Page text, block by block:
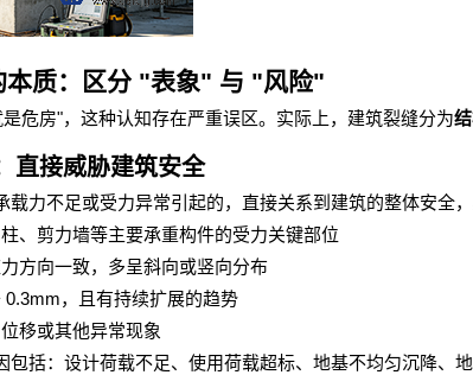
本质：区分 "表象" 与 "风险"
危房"，这种认知存在严重误区。实际上，建筑裂缝分为
直接威胁建筑安全
载力不足或受力异常引起的，直接关系到建筑的整体安全
、剪力墙等主要承重构件的受力关键部位
方向一致，多呈斜向或竖向分布
0.3mm，且有持续扩展的趋势
移或其他异常现象
包括：设计荷载不足、使用荷载超标、地基不均匀沉降、